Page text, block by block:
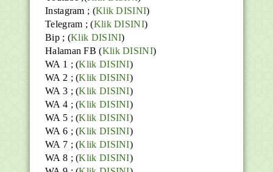
Instagram ; (Klik DISINI)
Telegram ;(Klik DISINI)
Bip ; (Klik DISINI)
Halaman FB(Klik DISINI)
WA 1 ; (Klik DISINI)
WA 2 ; (Klik DISINI)
WA 3 ; (Klik DISINI)
WA 4 ; (Klik DISINI)
WA 5 ; (Klik DISINI)
WA 6 ; (Klik DISINI)
WA 7 ; (Klik DISINI)
WA 8 ; (Klik DISINI)